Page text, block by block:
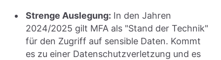
Strenge Auslegung: In den Jahren
2024/2025 gilt MFA als "Stand der Technik"
für den Zugriff auf sensible Daten. Kommt
es zu einer Datenschutzverletzung und es